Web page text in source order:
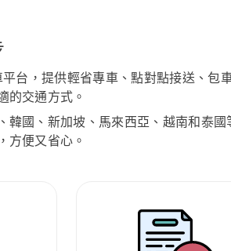
台，提供輕省專車、點對點接送、包
的交通方式。
韓國、新加坡、馬來西亞、越南和泰
方便又省心。